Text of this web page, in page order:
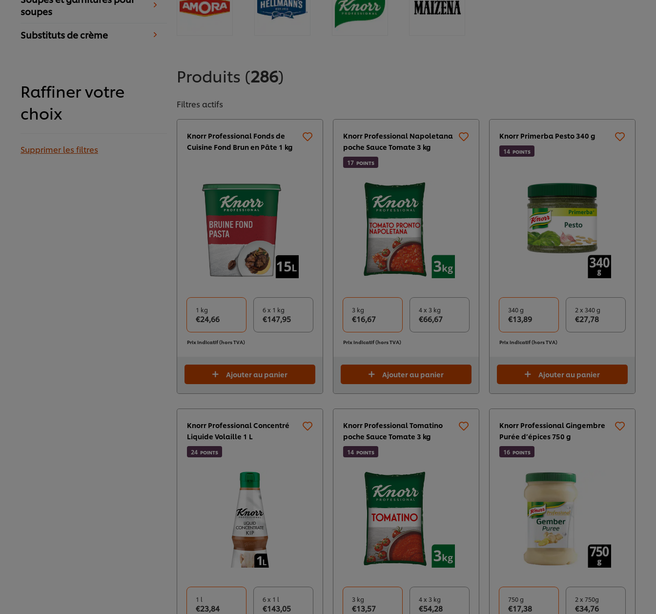
soupes
Substituts de crème
Raffiner votre
choix
Supprimer les filtres
Produits (286)
Filtres actifs
Knorr Professional Fonds de
Cuisine Fond Brun en Pâte 1 kg
1 kg
€24,66
6 x 1 kg
€147,95
Prix indicatif (hors TVA)
Ajouter au panier
Knorr Professional Napoletana
poche Sauce Tomate 3 kg
17 POINTS
3 kg
€16,67
4 x 3 kg
€66,67
Prix indicatif (hors TVA)
Ajouter au panier
Knorr Primerba Pesto 340 g
14 POINTS
340 g
€13,89
2 x 340 g
€27,78
Prix indicatif (hors TVA)
Ajouter au panier
Knorr Professional Concentré
Liquide Volaille 1 L
24 POINTS
1 l
€23,84
6 x 1 l
€143,05
Knorr Professional Tomatino
poche Sauce Tomate 3 kg
14 POINTS
3 kg
€13,57
4 x 3 kg
€54,28
Knorr Professional Gingembre
Purée d’épices 750 g
16 POINTS
750 g
€17,38
2 x 750g
€34,76